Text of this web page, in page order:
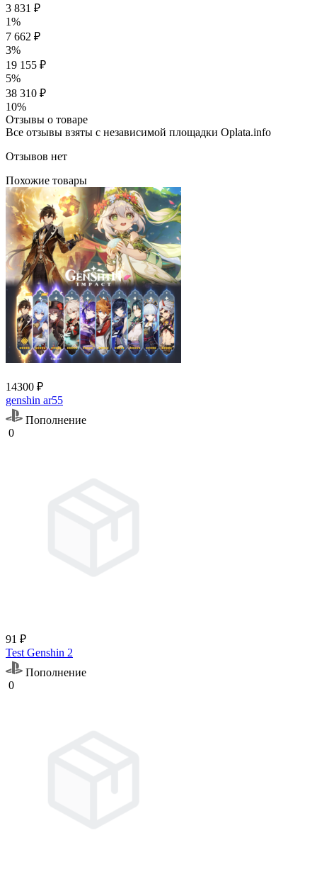
3 831 ₽
1%
7 662 ₽
3%
19 155 ₽
5%
38 310 ₽
10%
Отзывы о товаре
Все отзывы взяты с независимой площадки Oplata.info
Отзывов нет
Похожие товары
14300 ₽
genshin ar55
Пополнение
0
91 ₽
Test Genshin 2
Пополнение
0